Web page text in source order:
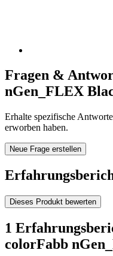
Fragen &
nGen_FLEX
Erhalte spezifische
erworben haben.
Neue Frage erstellen
Dieses Produkt bewerten
1
colorFabb